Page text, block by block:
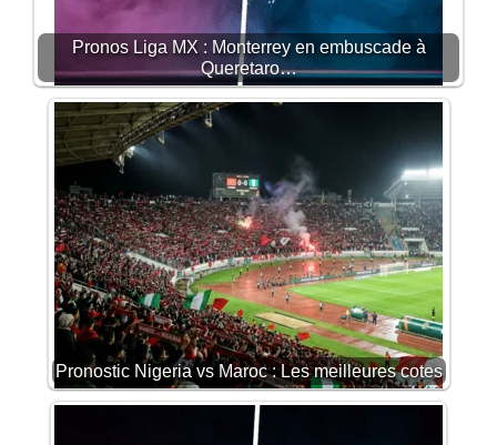
Pronos Liga MX : Monterrey en embuscade à
Queretaro…
Pronostic Nigeria vs Maroc : Les meilleures cotes